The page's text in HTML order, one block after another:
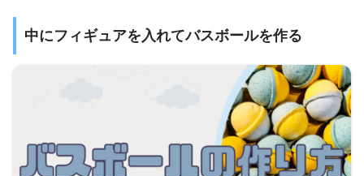
中にフィギュアを入れてバスボールを作る